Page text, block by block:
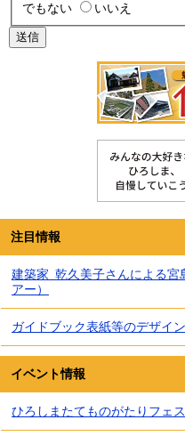
でもない
いいえ
注目情報
建築家_乾久美子さんによる
アー）
ガイドブック表紙等のデザイ
イベント情報
ひろしまたてものがたりフェ